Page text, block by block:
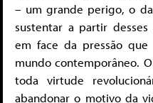
– um grande perigo, o
sustentar a partir
em face da pressão
mundo contemporâneo.
toda virtude
abandonar o motivo da